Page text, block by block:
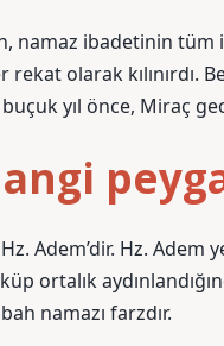
namaz ibadetinin tüm
olarak kılınırdı.
yıl önce, Miraç
Hz. Adem’dir. Hz.
ortalık
namazı farzdır.